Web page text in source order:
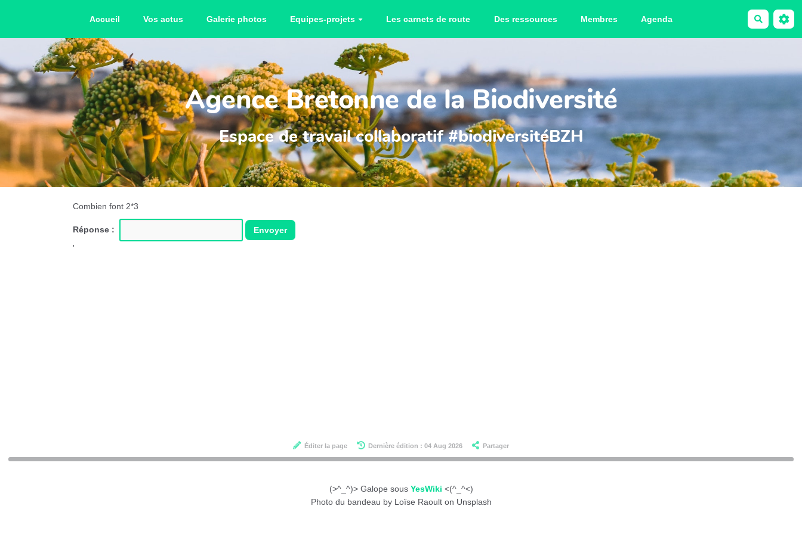
Accueil Vos actus Galerie photos Equipes-projets Les carnets de route Des ressources Membres Agenda Rechercher
Agence Bretonne de la Biodiversité
Espace de travail collaboratif #biodiversitéBZH
Combien font 2*3
Réponse :
Envoyer
'
Éditer la page Dernière édition : 04 Aug 2026 Partager
(>^_^)> Galope sous YesWiki <(^_^<)
Photo du bandeau by Loïse Raoult on Unsplash